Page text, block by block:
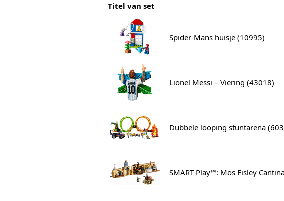
Titel van set
Spider-Mans huisje (10995)
Lionel Messi – Viering (43018)
Dubbele looping stuntarena
SMART Play™: Mos Eisley